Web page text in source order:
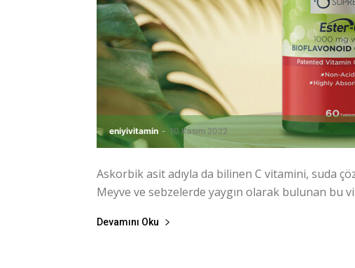
eniyivitamin - 10 Kasım 2022
Askorbik asit adıyla da bilinen C vitamini, suda
Meyve ve sebzelerde yaygın olarak bulunan bu
Devamını Oku